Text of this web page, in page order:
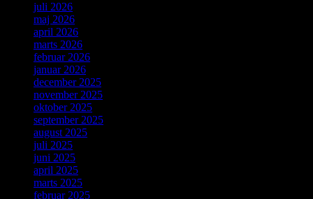
juli 2026
maj 2026
april 2026
marts 2026
februar 2026
januar 2026
december 2025
november 2025
oktober 2025
september 2025
august 2025
juli 2025
juni 2025
april 2025
marts 2025
februar 2025